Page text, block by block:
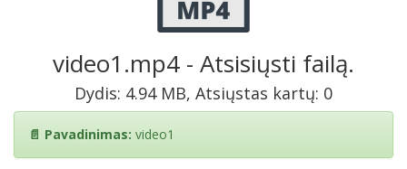
video1.mp4 - Atsisiųsti failą.
Dydis: 4.94 MB, Atsiųstas kartų: 0
📄 Pavadinimas: video1